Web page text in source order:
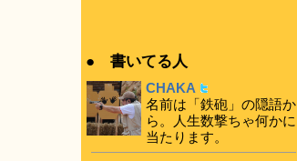
● 書いてる人
CHAKA
名前は「鉄砲」の隠語か
ら。人生数撃ちゃ何かに
当たります。